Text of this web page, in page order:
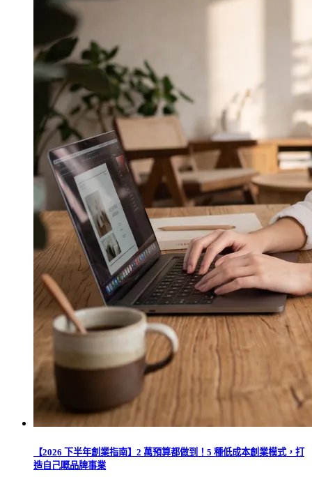
【2026 下半年創業指南】2 萬預算都做到！5 種低成本創業模式，打
造自己嘅品牌事業